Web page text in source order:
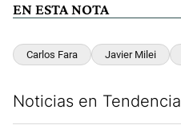
EN ESTA NOTA
Carlos Fara Javier Milei
Noticias en Tendencia